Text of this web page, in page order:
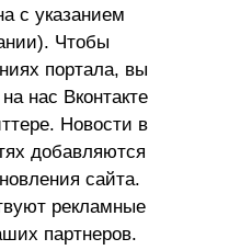
с указанием
Чтобы
портала, вы
нас Вконтакте
Новости в
добавляются
сайта.
рекламные
партнеров.